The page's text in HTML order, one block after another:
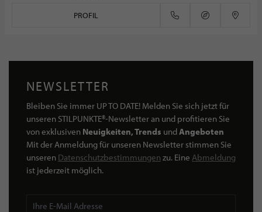
PROFIL
NEWSLETTER
Bleiben Sie immer UP TO DATE! Melden Sie sich jetzt für
unseren STILPUNKTE®-Newsletter an und profitieren Sie
von exklusiven Neuigkeiten, Trends undAngeboten
Mit der Anmeldung für unseren Newsletter stimmen Sie
unseren Datenschutzbestimmungen zu. Eine Abmeldung
ist jederzeit möglich.